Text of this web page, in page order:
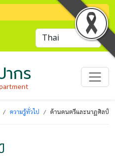
กร
ความรู้ทั่วไป ด้านดนตรีและนาฏศิลป์